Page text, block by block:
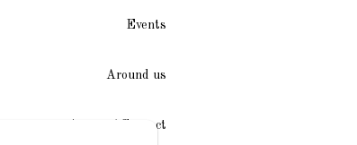
Events
Around us
Access / Contact